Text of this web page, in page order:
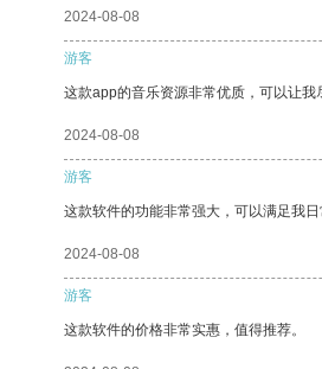
2024-08-08
游客
这款app的音乐资源非常优质，可以让我
2024-08-08
游客
这款软件的功能非常强大，可以满足我日
2024-08-08
游客
这款软件的价格非常实惠，值得推荐。